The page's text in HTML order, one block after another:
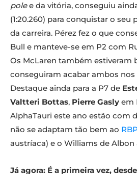
polee da vitória, conseguiu
(1:20.260) para conquistar o seu
da carreira. Pérez fez o que
Bull e manteve-se em P2 com
Os McLaren também estiveram
conseguiram acabar ambos nos
Destaque ainda para a P7 de
Valtteri Bottas, Pierre Gasly em
AlphaTauri este ano estão com
não se adaptam tão bem ao
austríaca) e o Williams de Albon
Já agora: É a primeira vez,